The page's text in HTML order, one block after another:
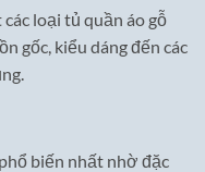
loại tủ quần áo gỗ
gốc, kiểu dáng đến các
biến nhất nhờ đặc